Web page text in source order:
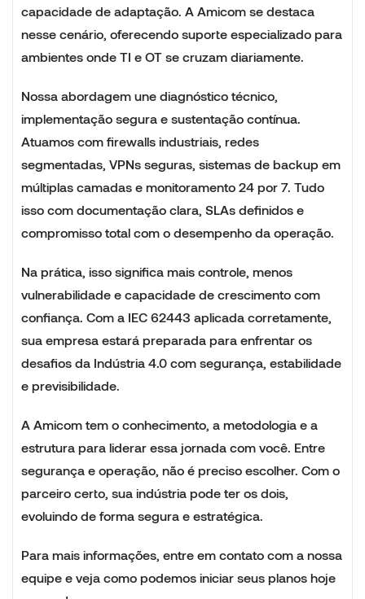
capacidade de adaptação. A Amicom se destaca
nesse cenário, oferecendo suporte especializado para
ambientes onde TI e OT se cruzam diariamente.
Nossa abordagem une diagnóstico técnico,
implementação segura e sustentação contínua.
Atuamos com firewalls industriais, redes
segmentadas, VPNs seguras, sistemas de backup em
múltiplas camadas e monitoramento 24 por 7. Tudo
isso com documentação clara, SLAs definidos e
compromisso total com o desempenho da operação.
Na prática, isso significa mais controle, menos
vulnerabilidade e capacidade de crescimento com
confiança. Com a IEC 62443 aplicada corretamente,
sua empresa estará preparada para enfrentar os
desafios da Indústria 4.0 com segurança, estabilidade
e previsibilidade.
A Amicom tem o conhecimento, a metodologia e a
estrutura para liderar essa jornada com você. Entre
segurança e operação, não é preciso escolher. Com o
parceiro certo, sua indústria pode ter os dois,
evoluindo de forma segura e estratégica.
Para mais informações, entre em contato com a nossa
equipe e veja como podemos iniciar seus planos hoje